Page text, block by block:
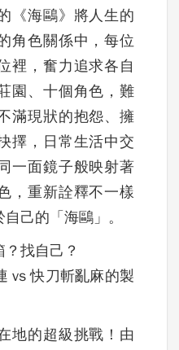
《海鷗》將人生的
角色關係中，每位
裡，奮力追求各自
園、十個角色，難
滿現狀的抱怨、擁
擇，日常生活中交
一面鏡子般映射著
，重新詮釋不一樣
己的「海鷗」。
找自己？
vs 快刀斬亂麻的製
地的超級挑戰！由